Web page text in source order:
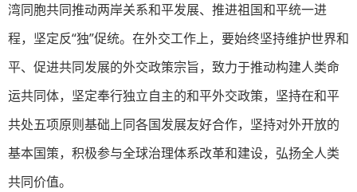
湾同胞共同推动两岸关系和平发展、推进祖国和平统一进
程，坚定反“独”促统。在外交工作上，要始终坚持维护世界和
平、促进共同发展的外交政策宗旨，致力于推动构建人类命
运共同体，坚定奉行独立自主的和平外交政策，坚持在和平
共处五项原则基础上同各国发展友好合作，坚持对外开放的
基本国策，积极参与全球治理体系改革和建设，弘扬全人类
共同价值。